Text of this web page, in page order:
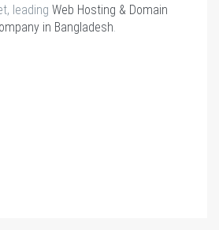
leading Web Hosting & Domain
in Bangladesh